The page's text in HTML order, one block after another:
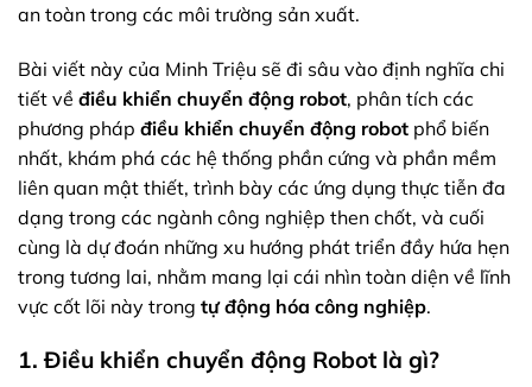
an toàn trong các môi trường sản xuất.
Bài viết này của Minh Triệu sẽ đi sâu vào định nghĩa chi
tiết về điều khiển chuyển động robot, phân tích các
phương pháp điều khiển chuyển động robot phổ biến
nhất, khám phá các hệ thống phần cứng và phần mềm
liên quan mật thiết, trình bày các ứng dụng thực tiễn đa
dạng trong các ngành công nghiệp then chốt, và cuối
cùng là dự đoán những xu hướng phát triển đầy hứa hẹn
trong tương lai, nhằm mang lại cái nhìn toàn diện về lĩnh
vực cốt lõi này trong tự động hóa công nghiệp.
1. Điều khiển chuyển động Robot là gì?